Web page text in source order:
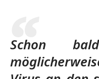
Schon